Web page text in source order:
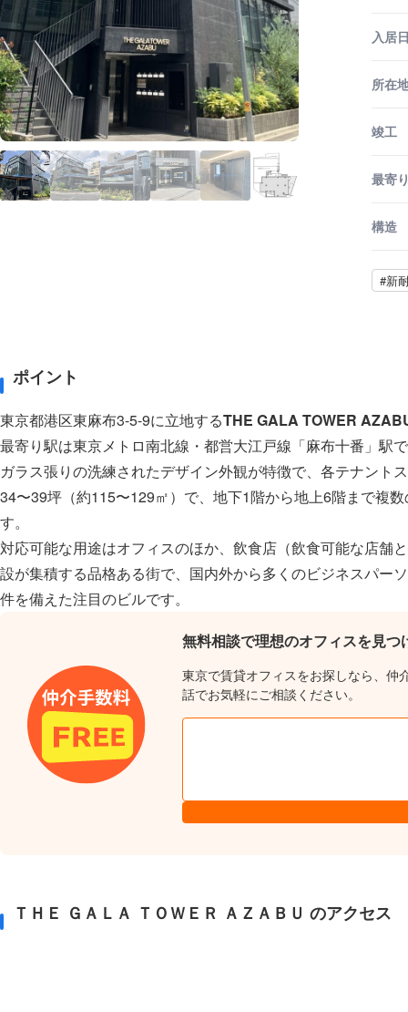
入居
所在
竣工
最寄
構造
#新
ポイント
東京都港区東麻布3-5-9に立地するTHE GALA TOWER
最寄り駅は東京メトロ南北線・都営大江戸線「麻布十番」駅で
ガラス張りの洗練されたデザイン外観が特徴で、各テナント
34〜39坪（約115〜129㎡）で、地下1階から地上6階まで複
す。
対応可能な用途はオフィスのほか、飲食店（飲食可能な店舗
設が集積する品格ある街で、国内外から多くのビジネスパー
件を備えた注目のビルです。
無料相談で理想のオフィスを見つ
東京で賃貸オフィスをお探しなら、仲
話でお気軽にご相談ください。
ＴＨＥ ＧＡＬＡ ＴＯＷＥＲ ＡＺＡＢＵ のアクセス